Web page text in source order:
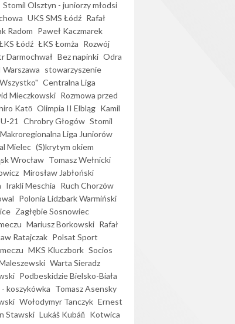
Stomil Olsztyn - juniorzy młodsi
UKS SMS Łódź Rafał
Radom Paweł Kaczmarek
Łódź ŁKS Łomża Rozwój
Darmochwał Bez napinki Odra
Warszawa stowarzyszenie
Centralna Liga
Mieczkowski Rozmowa przed
Katō Olimpia II Elbląg Kamil
21 Chrobry Głogów Stomil
Makroregionalna Liga Juniorów
Mielec (S)krytym okiem
Wrocław Tomasz Wełnicki
Mirosław Jabłoński
Irakli Meschia Ruch Chorzów
Polonia Lidzbark Warmiński
Zagłębie Sosnowiec
Mariusz Borkowski Rafał
Ratajczak Polsat Sport
MKS Kluczbork Socios
Warta Sieradz
Podbeskidzie Bielsko-Biała
koszykówka Tomasz Asensky
Wołodymyr Tanczyk Ernest
Stawski Lukáš Kubáň Kotwica